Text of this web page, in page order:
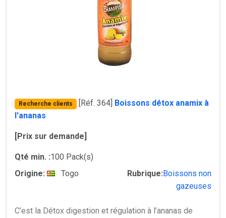
Recherche clients [Réf. 364] Boissons détox anamix à
l'ananas
[Prix sur demande]
Qté min. :100 Pack(s)
Origine:
Togo Rubrique: Boissons non
gazeuses
C’est la Détox digestion et régulation à l’ananas de